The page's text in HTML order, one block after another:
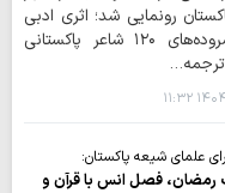
رونمایی شد؛ اثری ادبی
شامل سروده‌های ۱۲۰ شاعر پاکستانی
ترجمه…
۱۱:۳۲
علمای شیعه پاکستان:
رمضان، فصل انس با قرآن و